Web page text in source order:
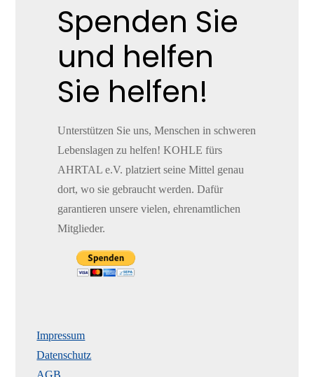
Spenden Sie
und helfen
Sie helfen!
Unterstützen Sie uns, Menschen in schweren
Lebenslagen zu helfen! KOHLE fürs
AHRTAL e.V. platziert seine Mittel genau
dort, wo sie gebraucht werden. Dafür
garantieren unsere vielen, ehrenamtlichen
Mitglieder.
Impressum
Datenschutz
AGB